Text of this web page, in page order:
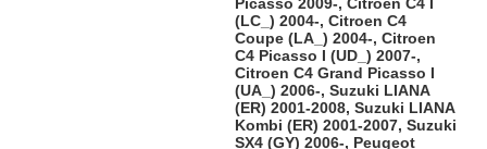
(LC_) 2004-, Citroen C4
Coupe (LA_) 2004-, Citroen
C4 Picasso I (UD_) 2007-,
Citroen C4 Grand Picasso I
(UA_) 2006-, Suzuki LIANA
(ER) 2001-2008, Suzuki LIANA
Kombi (ER) 2001-2007, Suzuki
SX4 (GY) 2006-, Peugeot